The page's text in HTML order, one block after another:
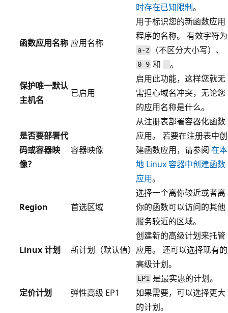
时存在已知限制。
函数应用名称 应用名称
用于标识您的新函数应用
程序的名称。 有效字符为
a-z （不区分大小写）、
0-9 和 - 。
保护唯一默认
主机名
已启用
启用此功能，这样您就无
需担心域名冲突，无论您
的应用名称是什么。
是否要部署代
码或容器映
像？
容器映像
从注册表部署容器化函数
应用。 若要在注册表中创
建函数应用，请参阅 在本
地 Linux 容器中创建函数
应用。
Region 首选区域
选择一个离你较近或者离
你的函数可以访问的其他
服务较近的区域。
Linux 计划 新计划（默认值）
创建新的高级计划来托管
应用。 还可以选择现有的
高级计划。
定价计划 弹性高级 EP1
EP1 是最实惠的计划。
如果需要，可以选择更大
的计划。